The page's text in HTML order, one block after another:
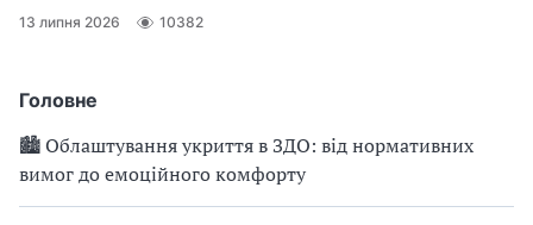
Головне
🏙 Облаштування укриття в ЗДО: від нормативних
вимог до емоційного комфорту
13 липня 2026 10382